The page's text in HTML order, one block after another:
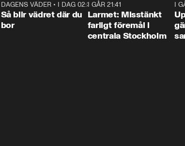
1:06
DAGENS VÄDER• I DAG 02:30
Så blir vädret där du
bor
I GÅR 21:41
Larmet: Misstänkt
farligt föremål i
centrala Stockholm
I